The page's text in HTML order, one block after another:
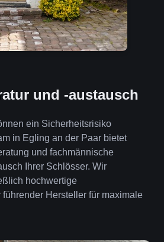
und -austausch
ein Sicherheitsrisiko
in Egling an der Paar bietet
und fachmännische
Ihrer Schlösser. Wir
hochwertige
Hersteller für maximale